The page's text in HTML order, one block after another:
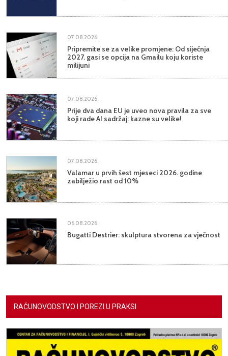
07.08.2026.
Pripremite se za velike promjene: Od siječnja
2027. gasi se opcija na Gmailu koju koriste
milijuni
07.08.2026.
Prije dva dana EU je uveo nova pravila za sve
koji rade AI sadržaj: kazne su velike!
07.08.2026.
Valamar u prvih šest mjeseci 2026. godine
zabilježio rast od 10%
06.08.2026.
Bugatti Destrier: skulptura stvorena za vječnost
RAČUNOVODSTVO I POREZI U PRAKSI